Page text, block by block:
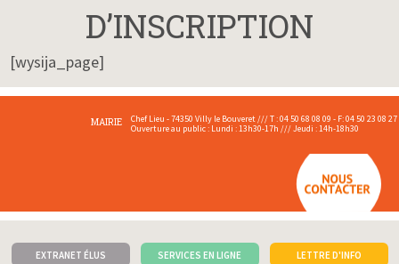
D’INSCRIPTION
[wysija_page]
MAIRIE
Chef Lieu - 74350 Villy le Bouveret /// T : 04 50 68 08 09 - F: 04 50 23 08 27
Ouverture au public : Lundi : 13h30-17h /// Jeudi : 14h-18h30
EXTRANET ÉLUS SERVICES EN LIGNE LETTRE D'INFO